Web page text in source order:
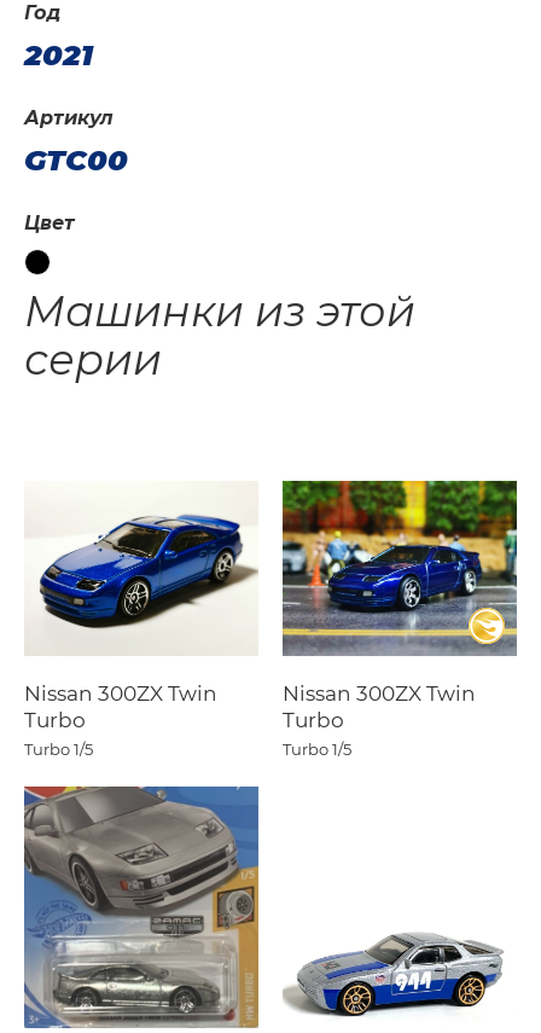
Год
2021
Артикул
GTC00
Цвет
Машинки из этой
серии
Nissan 300ZX Twin
Turbo
Turbo1/5
Nissan 300ZX Twin
Turbo
Turbo1/5